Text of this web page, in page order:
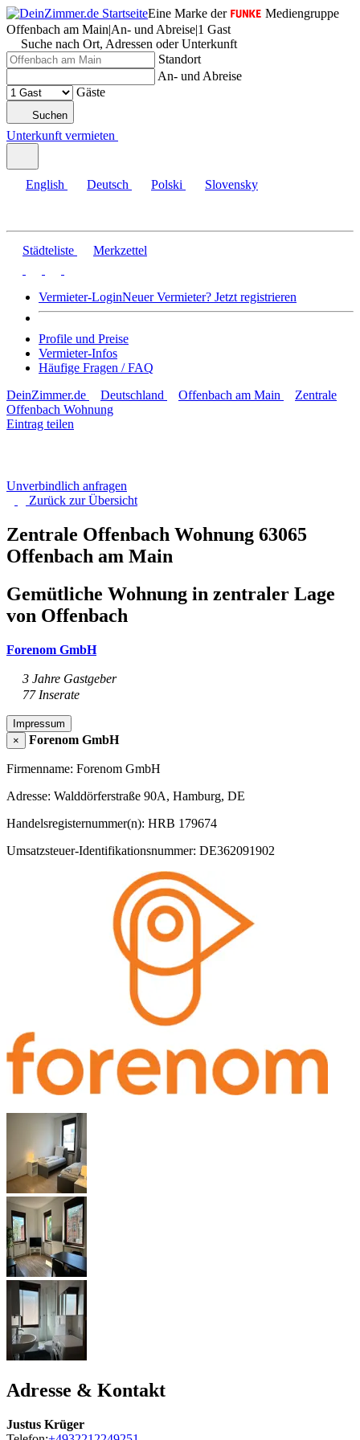
Eine Marke der
Mediengruppe
Offenbach am Main|An- und Abreise|1 Gast
Suche nach Ort, Adressen oder Unterkunft
Standort
An- und Abreise
Gäste
Suchen
Unterkunft vermieten
English Deutsch Polski Slovensky
Städteliste Merkzettel
Vermieter-LoginNeuer Vermieter? Jetzt registrieren
Profile und Preise
Vermieter-Infos
Häufige Fragen / FAQ
DeinZimmer.de
Deutschland Offenbach am Main
Zentrale
Offenbach Wohnung
Eintrag teilen
Unverbindlich anfragen
Zurück zurÜbersicht
Zentrale Offenbach Wohnung 63065
Offenbach am Main
Gemütliche Wohnung in zentraler Lage
von Offenbach
Forenom GmbH
3 Jahre Gastgeber
77 Inserate
Impressum
×
Forenom GmbH
Firmenname: Forenom GmbH
Adresse: Walddörferstraße 90A, Hamburg, DE
Handelsregisternummer(n): HRB 179674
Umsatzsteuer-Identifikationsnummer: DE362091902
Adresse & Kontakt
Justus Krüger